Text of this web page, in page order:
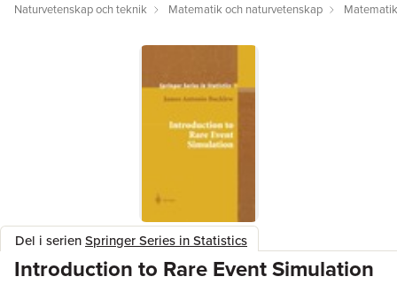
Naturvetenskap och teknik Matematik och naturvetenskap Matematik
Del i serienSpringer Series in Statistics
Introduction to Rare Event Simulation